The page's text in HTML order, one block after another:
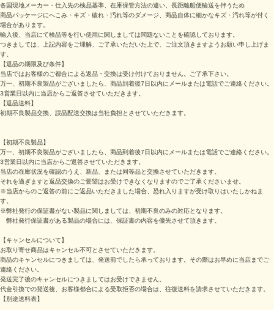
各国現地メーカー・仕入先の検品基準、在庫保管方法の違い、長距離船便輸送を伴うため
商品パッケージにへこみ・キズ・破れ・汚れ等のダメージ、商品自体に細かなキズ・汚れ等が付く
場合があります。
輸入後、当店にて検品等を行い使用に関しましては問題ないことを確認しております。
つきましては、上記内容をご理解、ご了承いただいた上で、ご注文頂きますようお願い申し上げま
す。
【返品の期限及び条件】
当店ではお客様のご都合による返品・交換は受け付けておりません。ご了承下さい。
万一、初期不良製品がございましたら、商品到着後7日以内にメールまたは電話でご連絡ください。
3営業日以内に当店からご返答させていただきます。
【返品送料】
初期不良製品交換、誤品配送交換は当社負担とさせていただきます。
【初期不良製品】
万一、初期不良製品がございましたら、商品到着後7日以内にメールまたは電話でご連絡ください。
3営業日以内に当店からご返答させていただきます。
当店の在庫状況を確認のうえ、新品、または同等品と交換させていただきます。
それを過ぎますと返品交換のご要望はお受けできなくなりますのでご了承くださいませ。
※当店からのご返答の前にご返品いただきました場合、恐れ入りますが受け取りはいたしかねま
す。
※弊社発行の保証書がない製品に関しましては、初期不良のみの対応となります。
弊社発行保証書がある製品の場合には、保証書の内容を優先させて頂きます。
【キャンセルについて】
お取り寄せ商品はキャンセル不可とさせていただきます。
商品のキャンセルにつきましては、発送前でしたら承っております。その際はお早めに当店までご
連絡ください。
発送完了後のキャンセルにつきましてはお受けできません。
代金引換での発送後、お客様都合による受取拒否の場合は、往復送料を請求させていただきます。
【別途送料表】